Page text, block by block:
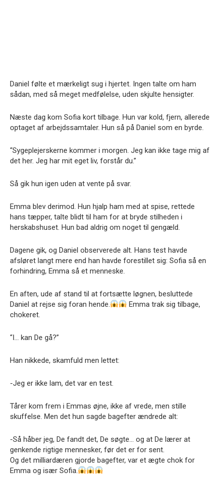
Daniel følte et mærkeligt sug i hjertet. Ingen talte om ham
sådan, med så meget medfølelse, uden skjulte hensigter.
Næste dag kom Sofia kort tilbage. Hun var kold, fjern, allerede
optaget af arbejdssamtaler. Hun så på Daniel som en byrde.
“Sygeplejerskerne kommer i morgen. Jeg kan ikke tage mig af
det her. Jeg har mit eget liv, forstår du.”
Så gik hun igen uden at vente på svar.
Emma blev derimod. Hun hjalp ham med at spise, rettede
hans tæpper, talte blidt til ham for at bryde stilheden i
herskabshuset. Hun bad aldrig om noget til gengæld.
Dagene gik, og Daniel observerede alt. Hans test havde
afsløret langt mere end han havde forestillet sig: Sofia så en
forhindring, Emma så et menneske.
En aften, ude af stand til at fortsætte løgnen, besluttede
Daniel at rejse sig foran hende.
Emma trak sig tilbage,
chokeret.
“I… kan De gå?”
Han nikkede, skamfuld men lettet:
-Jeg er ikke lam, det var en test.
Tårer kom frem i Emmas øjne, ikke af vrede, men stille
skuffelse. Men det hun sagde bagefter ændrede alt:
-Så håber jeg, De fandt det, De søgte… og at De lærer at
genkende rigtige mennesker, før det er for sent.
Og det milliardæren gjorde bagefter, var et ægte chok for
Emma og især Sofia.